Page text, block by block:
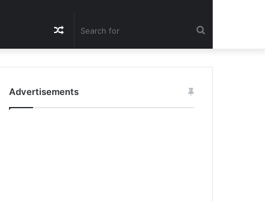
for
Random
Article
Advertisements